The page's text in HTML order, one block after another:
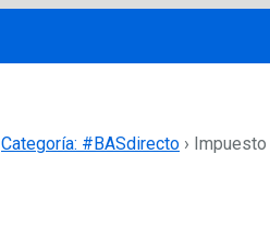
Categoría: #BASdirecto › Impuesto